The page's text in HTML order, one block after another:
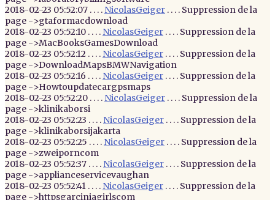
2018-02-23 05:52:07 . . . . NicolasGeiger . . . . Suppression de la
page ->gtaformacdownload
2018-02-23 05:52:10 . . . . NicolasGeiger . . . . Suppression de la
page ->MacBooksGamesDownload
2018-02-23 05:52:12 . . . . NicolasGeiger . . . . Suppression de la
page ->DownloadMapsBMWNavigation
2018-02-23 05:52:16 . . . . NicolasGeiger . . . . Suppression de la
page ->Howtoupdatecargpsmaps
2018-02-23 05:52:20 . . . . NicolasGeiger . . . . Suppression de la
page ->klinikaborsi
2018-02-23 05:52:23 . . . . NicolasGeiger . . . . Suppression de la
page ->klinikaborsijakarta
2018-02-23 05:52:25 . . . . NicolasGeiger . . . . Suppression de la
page ->zweiporncom
2018-02-23 05:52:37 . . . . NicolasGeiger . . . . Suppression de la
page ->applianceservicevaughan
2018-02-23 05:52:41 . . . . NicolasGeiger . . . . Suppression de la
page ->httpsgarciniagirlscom